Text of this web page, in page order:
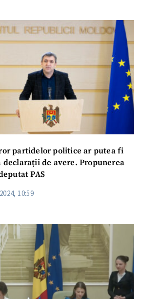
partidelor politice ar putea fi
declarații de avere. Propunerea
PAS
10:59